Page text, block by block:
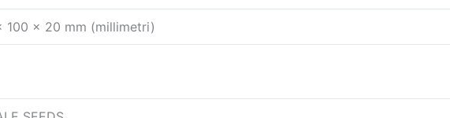
100 × 20 mm (millimetri)